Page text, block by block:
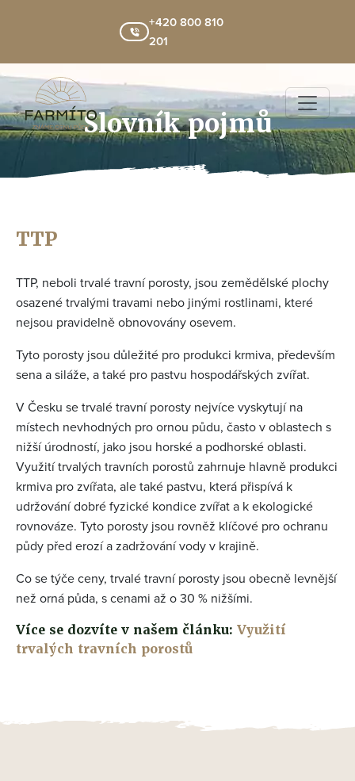
+420 800 810
201
Slovník pojmů
TTP
TTP, neboli trvalé travní porosty, jsou zemědělské plochy
osazené trvalými travami nebo jinými rostlinami, které
nejsou pravidelně obnovovány osevem.
Tyto porosty jsou důležité pro produkci krmiva, především
sena a siláže, a také pro pastvu hospodářských zvířat.
V Česku se trvalé travní porosty nejvíce vyskytují na
místech nevhodných pro ornou půdu, často v oblastech s
nižší úrodností, jako jsou horské a podhorské oblasti.
Využití trvalých travních porostů zahrnuje hlavně produkci
krmiva pro zvířata, ale také pastvu, která přispívá k
udržování dobré fyzické kondice zvířat a k ekologické
rovnováze. Tyto porosty jsou rovněž klíčové pro ochranu
půdy před erozí a zadržování vody v krajině.
Co se týče ceny, trvalé travní porosty jsou obecně levnější
než orná půda, s cenami až o 30 % nižšími.
Více se dozvíte v našem článku: Využití
trvalých travních porostů